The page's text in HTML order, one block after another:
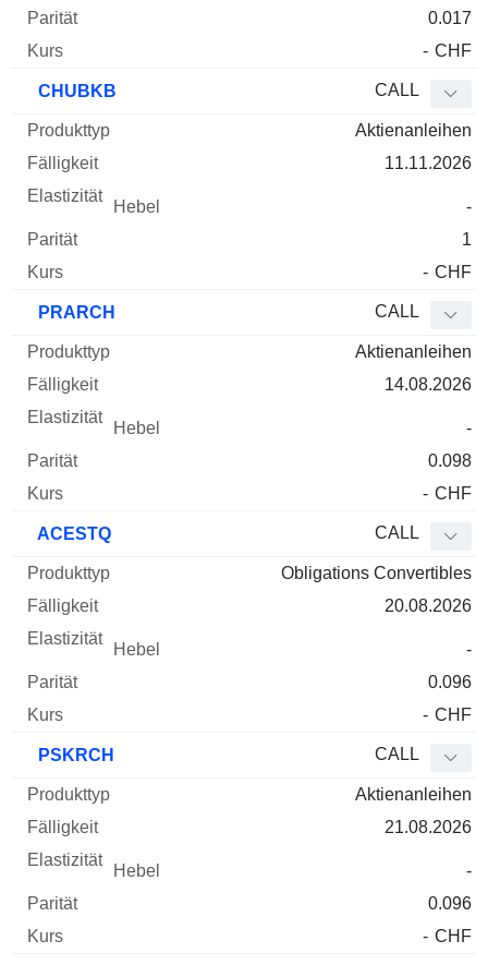
0.017
- CHF
CHUBKB CALL
Aktienanleihen
11.11.2026
-
1
- CHF
PRARCH CALL
Aktienanleihen
14.08.2026
-
0.098
- CHF
ACESTQ CALL
Obligations Convertibles
20.08.2026
-
0.096
- CHF
PSKRCH CALL
Aktienanleihen
21.08.2026
-
0.096
- CHF